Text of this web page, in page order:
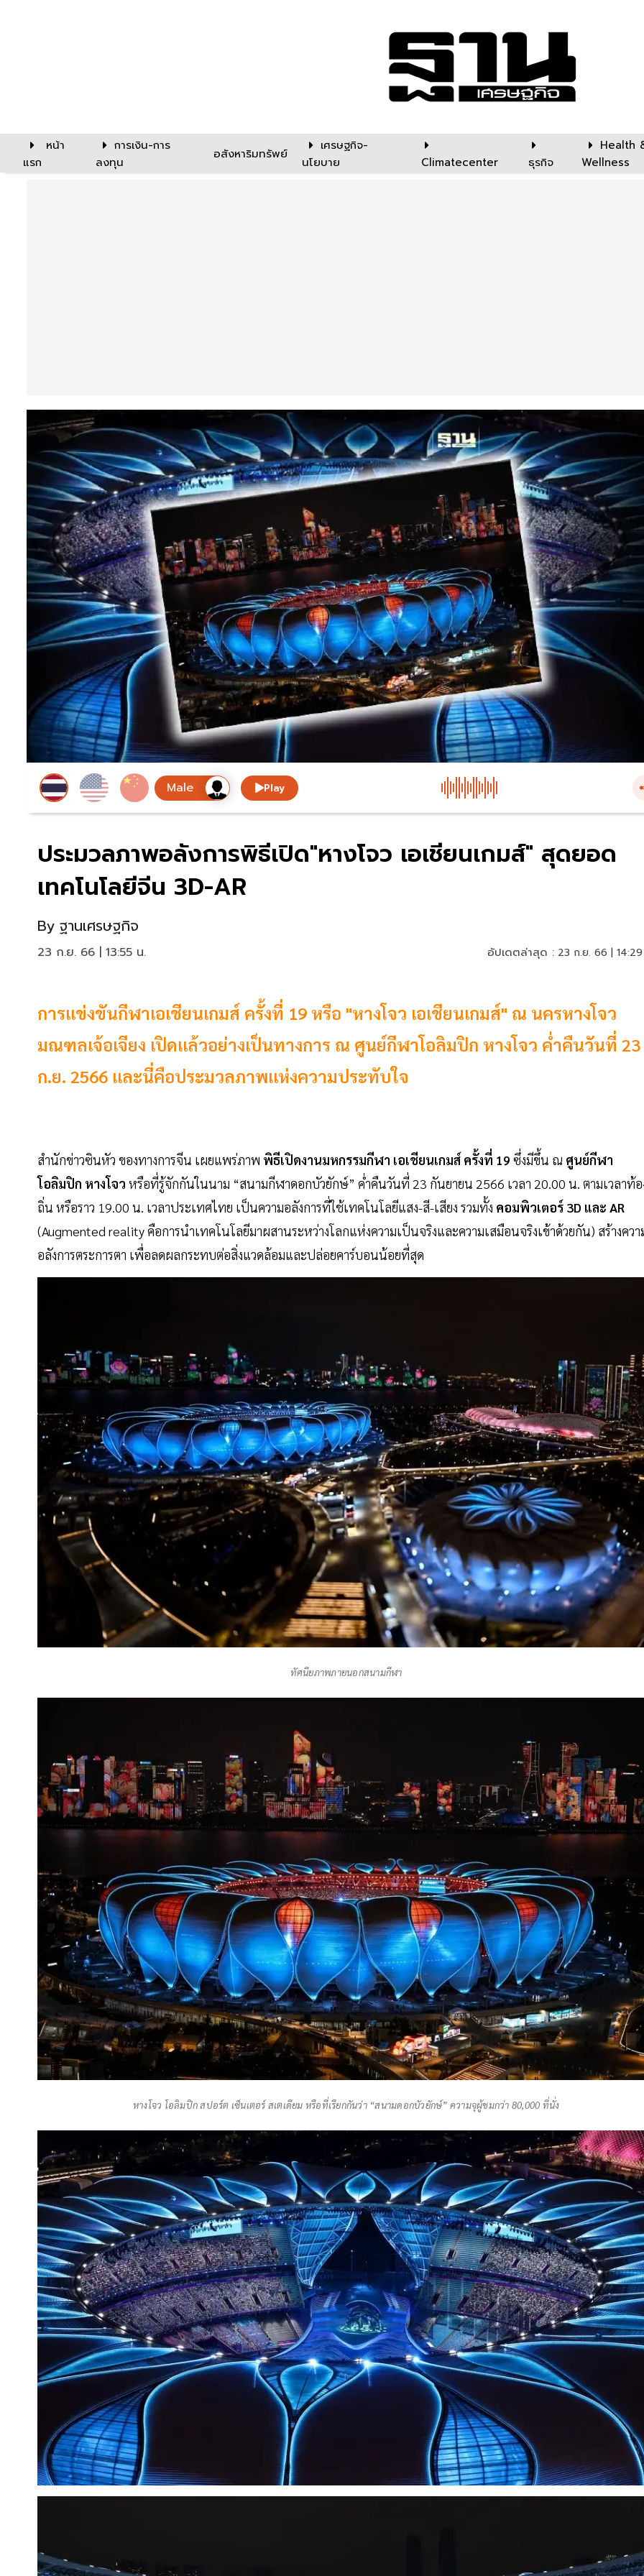
หน้า
แรก
การเงิน-การ
ลงทุน
อสังหาริมทรัพย์
เศรษฐกิจ-
นโยบาย
Climatecenter ธุรกิจ
Health
Wellness
Play
ประมวลภาพอลังการพิธีเปิด"หางโจว เอเชียนเกมส์" สุดยอด
เทคโนโลยีจีน 3D-AR
By ฐานเศรษฐกิจ
23 ก.ย. 66 | 13:55 น. อัปเดตล่าสุด : 23 ก.ย. 66 |
การแข่งขันกีฬาเอเชียนเกมส์ ครั้งที่ 19 หรือ "หางโจว เอเชียนเกมส์" ณ นครหางโจว
มณฑลเจ้อเจียง เปิดแล้วอย่างเป็นทางการ ณ ศูนย์กีฬาโอลิมปิก หางโจว ค่ำคืนวันที่ 23
ก.ย. 2566 และนี่คือประมวลภาพแห่งความประทับใจ
สำนักข่าวซินหัว ของทางการจีน เผยแพร่ภาพ พิธีเปิดงานมหกรรมกีฬา เอเชียนเกมส์ ครั้งที่ 19 ซึ่งมีขึ้น ณ ศูนย์กีฬา
โอลิมปิก หางโจว หรือที่รู้จักกันในนาม “สนามกีฬาดอกบัวยักษ์” ค่ำคืนวันที่ 23 กันยายน 2566 เวลา 20.00 น. ตามเวลาท้อ
ถิ่น หรือราว 19.00 น. เวลาประเทศไทย เป็นความอลังการที่ใช้เทคโนโลยีแสง-สี-เสียง รวมทั้ง คอมพิวเตอร์ 3D และ AR
(Augmented reality คือการนำเทคโนโลยีมาผสานระหว่างโลกแห่งความเป็นจริงและความเสมือนจริงเข้าด้วยกัน) สร้างควา
อลังการตระการตา เพื่อลดผลกระทบต่อสิ่งแวดล้อมและปล่อยคาร์บอนน้อยที่สุด
ทัศนียภาพภายนอกสนามกีฬา
หางโจว โอลิมปิก สปอร์ต เซ็นเตอร์ สเตเดียม หรือที่เรียกกันว่า “สนามดอกบัวยักษ์” ความจุผู้ชมกว่า 80,000 ที่นั่ง